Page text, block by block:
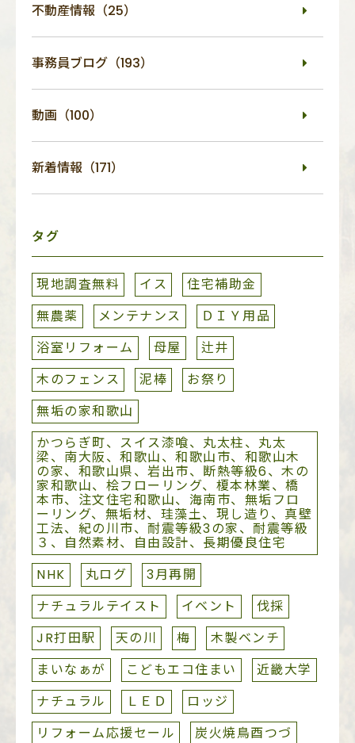
不動産情報（25）
事務員ブログ（193）
動画（100）
新着情報（171）
タグ
現地調査無料 イス
住宅補助金
無農薬
メンテナンス
ＤＩＹ用品
浴室リフォーム
母屋
辻井
木のフェンス
泥棒
お祭り
無垢の家和歌山
かつらぎ町、スイス漆喰、丸太柱、丸太
梁、南大阪、和歌山、和歌山市、和歌山木
の家、和歌山県、岩出市、断熱等級6、木の
家和歌山、桧フローリング、榎本林業、橋
本市、注文住宅和歌山、海南市、無垢フロ
ーリング、無垢材、珪藻土、現し造り、真壁
工法、紀の川市、耐震等級3の家、耐震等級
３、自然素材、自由設計、長期優良住宅
NHK
丸ログ
3月再開
ナチュラルテイスト
イベント
伐採
JR打田駅
天の川 梅
木製ベンチ
まいなぁが
こどもエコ住まい
近畿大学
ナチュラル
ＬＥＤ
ロッジ
リフォーム応援セール
炭火焼鳥酉つづ